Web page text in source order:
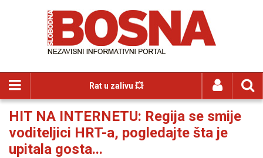
Rat u zalivu 💥
HIT NA INTERNETU: Regija se smije
voditeljici HRT-a, pogledajte šta je
upitala gosta...